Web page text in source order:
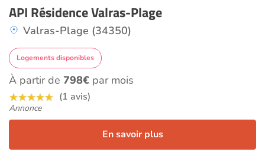
API Résidence Valras-Plage
Valras-Plage (34350)
Logements disponibles
À partir de 798€ par mois
(1 avis)
Annonce
En savoir plus